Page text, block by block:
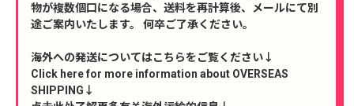
物が複数個口になる場合、送料を再計算後、メールにて別
途ご案内いたします。 何卒ご了承ください。
海外への発送についてはこちらをご覧ください↓
Click here for more information about OVERSEAS
SHIPPING↓